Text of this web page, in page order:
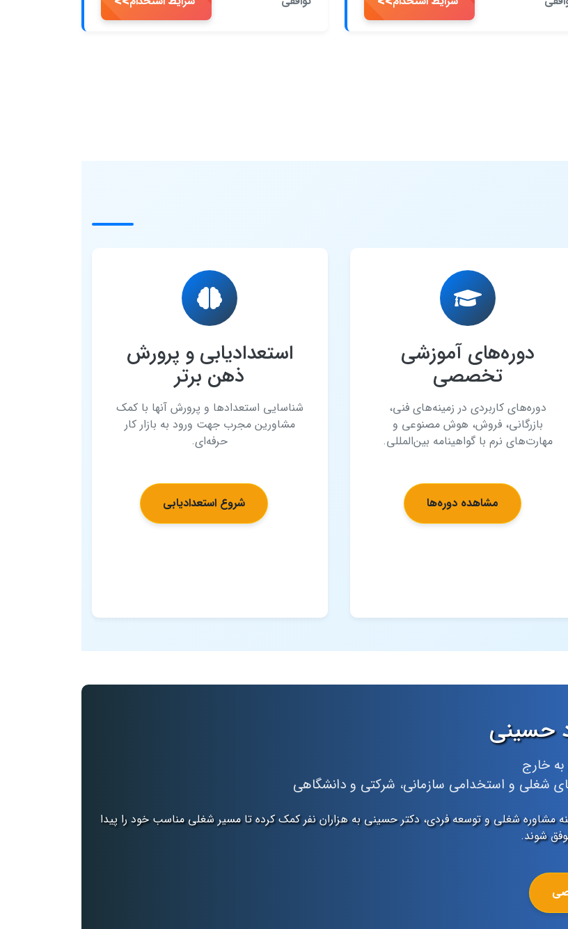
دوره‌های آموزشی
تخصصی
دوره‌های کاربردی در زمینه‌های فنی،
بازرگانی، فروش، هوش مصنوعی و
مهارت‌های نرم با گواهینامه بین‌المللی.
مشاهده دوره‌ها
استعدادیابی و پرورش
ذهن برتر
شناسایی استعدادها و پرورش آنها با کمک
مشاورین مجرب جهت ورود به بازار کار
حرفه‌ای.
شروع استعدادیابی
حسینی
خارج
شغلی و استخدامی سازمانی، شرکتی و دانشگاهی
در زمینه مشاوره شغلی و توسعه فردی، دکتر حسینی به هزاران نفر کمک کرده تا مسیر شغلی مناسب خود را پیدا
شوند.